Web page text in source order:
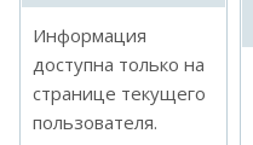
Информация
доступна только на
странице текущего
пользователя.